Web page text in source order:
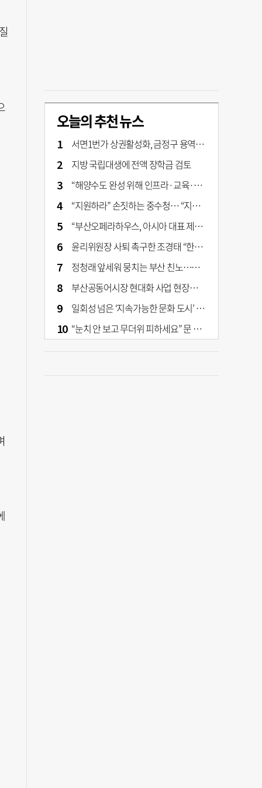
오늘의 추천 뉴스
서면1번가 상권활성화, 금정구 용역 그대로 ‘복붙’
지방 국립대생에 전액 장학금 검토
“해양수도 완성 위해 인프라·교육·세제 등 전방위 지원”…부산해양수도특별법’ 개정안 발의
“지원하라” 손짓하는 중수청… “지켜보자” 머뭇대는 검찰
“부산오페라하우스, 아시아 대표 제작 극장 지향해야”
윤리위원장 사퇴 촉구한 조경태 “한동훈 제명 철회해야”
정청래 앞세워 뭉치는 부산 친노…전대 결과가 부산 민주 세력 판도 바꾼다
부산공동어시장 현대화 사업 현장서 오염토 발견
일회성 넘은 ‘지속가능한 문화 도시’ 원동력은 시민 지지 [부산은 열려 있다]
“눈치 안 보고 무더위 피하세요” 문 활짝 연 은행·마트